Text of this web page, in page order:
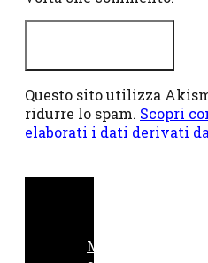
Questo sito utilizza
ridurre lo spam. Scopri
elaborati i dati derivati
M